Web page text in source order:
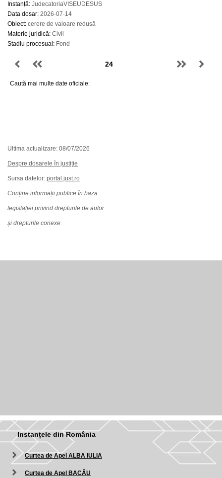
Instanță: JudecatoriaVISEUDESUS
Data dosar: 2026-07-14
Obiect: cerere de valoare redusă
Materie juridică: Civil
Stadiu procesual: Fond
Caută mai multe date oficiale:
Ultima actualizare: 08/07/2026
Despre dosarele în justiție
Sursa datelor: portal.just.ro
Conține informații publice în baza
legislației privind drepturile de autor
și drepturile conexe
Instanțele din România
Curtea de Apel ALBA IULIA
Curtea de Apel BACĂU